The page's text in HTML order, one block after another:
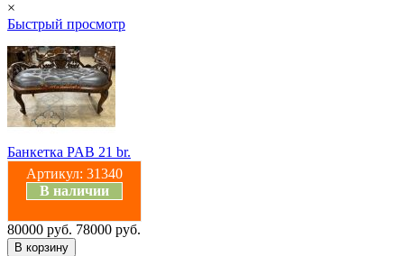
×
Быстрый просмотр
Банкетка PAB 21 br.
Артикул: 31340
В наличии
80000 руб. 78000 руб.